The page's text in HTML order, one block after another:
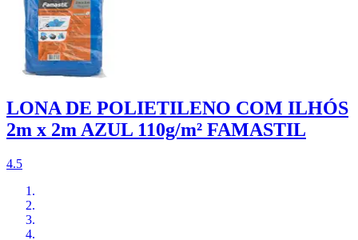
LONA DE POLIETILENO COM ILHÓS
2m x 2m AZUL 110g/m² FAMASTIL
4.5